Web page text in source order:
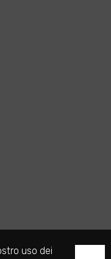
uso dei